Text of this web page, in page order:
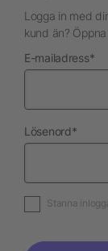
Logga in med
kund än?
E-mailadress*
Lösenord*
Stanna